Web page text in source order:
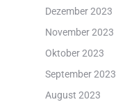
Dezember 2023
November 2023
Oktober 2023
September 2023
August 2023